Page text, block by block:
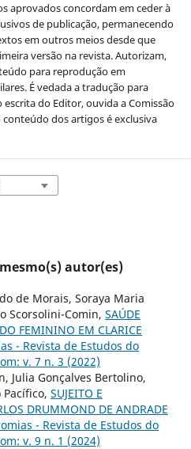
aprovados concordam em ceder à
de publicação, permanecendo
em outros meios desde que
versão na revista. Autorizam,
para reprodução em
É vedada a tradução para
do Editor, ouvida a Comissão
dos artigos é exclusiva
autor(es)
de Morais, Soraya Maria
Scorsolini-Comin, SAÚDE
FEMININO EM CLARICE
- Revista de Estudos do
v. 7 n. 3 (2022)
Julia Gonçalves Bertolino,
SUJEITO E
DRUMMOND DE ANDRADE
- Revista de Estudos do
v. 9 n. 1 (2024)